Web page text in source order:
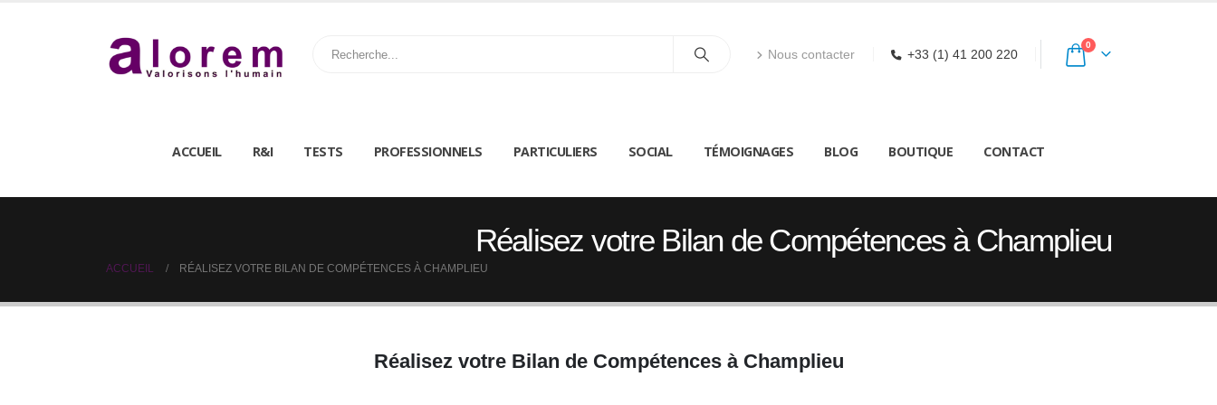
Nous contacter +33 (1) 41 200 220
0
ACCUEIL R&I TESTS PROFESSIONNELS PARTICULIERS SOCIAL TÉMOIGNAGES BLOG BOUTIQUE CONTACT
Réalisez votre Bilan de Compétences à Champlieu
ACCUEIL RÉALISEZ VOTRE BILAN DE COMPÉTENCES À CHAMPLIEU
Réalisez votre Bilan de Compétences à Champlieu